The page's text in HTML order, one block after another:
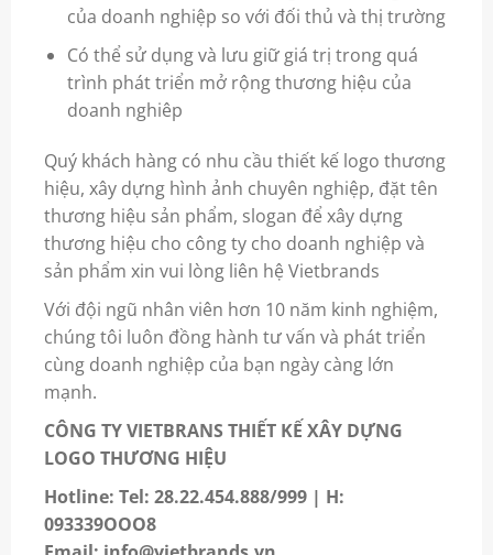
của doanh nghiệp so với đối thủ và thị trường
Có thể sử dụng và lưu giữ giá trị trong quá
trình phát triển mở rộng thương hiệu của
doanh nghiêp
Quý khách hàng có nhu cầu thiết kế logo thương
hiệu, xây dựng hình ảnh chuyên nghiệp, đặt tên
thương hiệu sản phẩm, slogan để xây dựng
thương hiệu cho công ty cho doanh nghiệp và
sản phẩm xin vui lòng liên hệ Vietbrands
Với đội ngũ nhân viên hơn 10 năm kinh nghiệm,
chúng tôi luôn đồng hành tư vấn và phát triển
cùng doanh nghiệp của bạn ngày càng lớn
mạnh.
CÔNG TY VIETBRANS THIẾT KẾ XÂY DỰNG
LOGO THƯƠNG HIỆU
Hotline: Tel: 28.22.454.888/999 | H:
093339OOO8